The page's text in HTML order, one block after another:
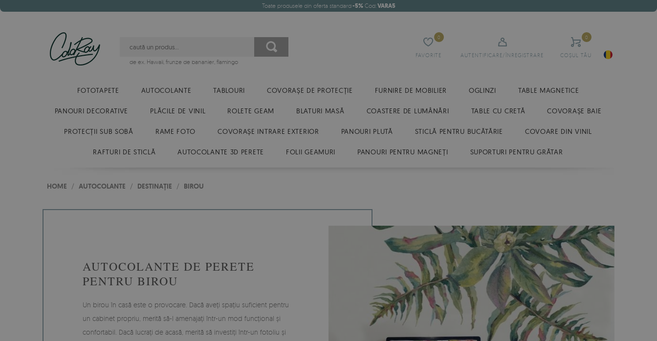
Toate produsele din oferta standard-5%Cod:VARA5
FAVORITE
0
AUTENTIFICARE/ÎNREGISTRARE COȘUL TĂU
0
de ex. Hawaii, frunze de bananier, flamingo
FOTOTAPETE AUTOCOLANTE TABLOURI COVORAȘE DE PROTECȚIE FURNIRE DE MOBILIER OGLINZI TABLE MAGNETICE
PANOURI DECORATIVE PLĂCILE DE VINIL ROLETE GEAM BLATURI MASĂ COASTERE DE LUMÂNĂRI TABLE CU CRETĂ COVORAȘE BAIE
PROTECȚII SUB SOBĂ RAME FOTO COVORAȘE INTRARE EXTERIOR PANOURI PLUTĂ STICLĂ PENTRU BUCĂTĂRIE COVOARE DIN VINIL
RAFTURI DE STICLĂ AUTOCOLANTE 3D PERETE FOLII GEAMURI PANOURI PENTRU MAGNEȚI SUPORTURI PENTRU GRĂTAR
HOME / AUTOCOLANTE / DESTINAȚIE / BIROU
AUTOCOLANTE DE PERETE
PENTRU BIROU
Un birou în casă este o provocare. Dacă aveți spațiu suficient pentru
un cabinet propriu, merită să-l amenajați într-un mod funcțional și
confortabil. Dacă lucrați de acasă, merită să investiți într-un fotoliu și